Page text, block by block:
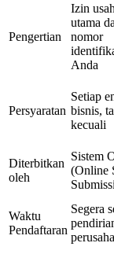
Pengertian
Izin
utama
nomor
Anda
Persyaratan
Setiap
bisnis,
kecuali
Diterbitkan
oleh
Sistem
(Online
Waktu
Pendaftaran
Segera